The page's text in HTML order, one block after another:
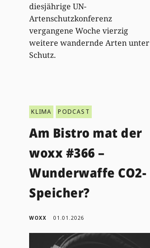
diesjährige UN-
Artenschutzkonferenz
vergangene Woche vierzig
weitere wandernde Arten unter
Schutz.
KLIMA PODCAST
Am Bistro mat der
woxx #366 –
Wunderwaffe CO2-
Speicher?
WOXX 01.01.2026